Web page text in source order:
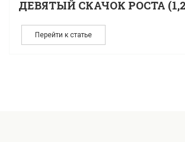
ДЕВЯТЫЙ СКАЧОК РОСТА
Перейти к статье